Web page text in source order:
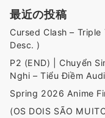
最近の投稿
Cursed Clash –
Desc. )
P2 (END) | Chuyển
Nghi – Tiểu Điềm
Spring 2026 Anime
(OS DOIS SÃO